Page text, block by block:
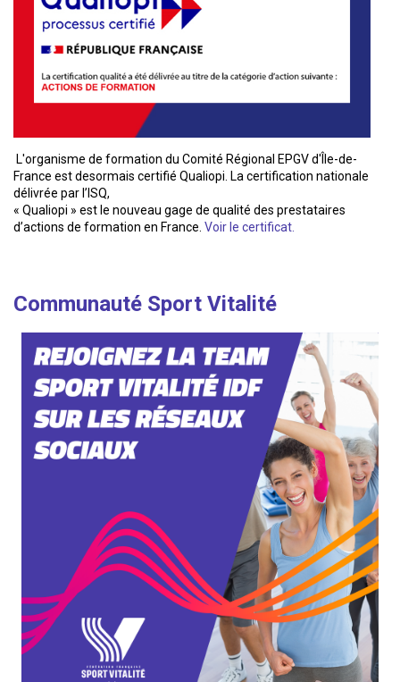
L'organisme de formation du Comité Régional EPGV d'Île-de-
France est desormais certifié Qualiopi. La certification nationale
délivrée par l’ISQ,
« Qualiopi » est le nouveau gage de qualité des prestataires
d’actions de formation en France. Voir le certificat.
Communauté Sport Vitalité